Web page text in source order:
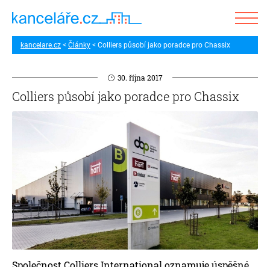
kancelare.cz Články Colliers působí jako poradce pro Chassix
30. října 2017
Colliers působí jako poradce pro Chassix